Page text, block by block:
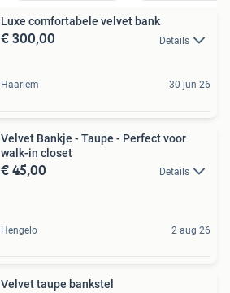
Luxe comfortabele velvet bank
€ 300,00 Details
Haarlem 30 jun 26
Velvet Bankje - Taupe - Perfect voor
walk-in closet
€ 45,00 Details
Hengelo 2 aug 26
Velvet taupe bankstel